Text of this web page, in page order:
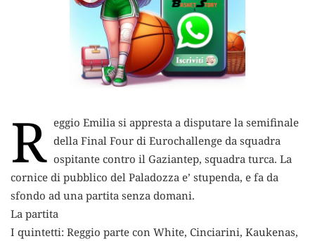
R eggio Emilia si appresta a disputare la semifinale
della Final Four di Eurochallenge da squadra
ospitante contro il Gaziantep, squadra turca. La
cornice di pubblico del Paladozza e’ stupenda, e fa da
sfondo ad una partita senza domani.
La partita
I quintetti: Reggio parte con White, Cinciarini, Kaukenas,